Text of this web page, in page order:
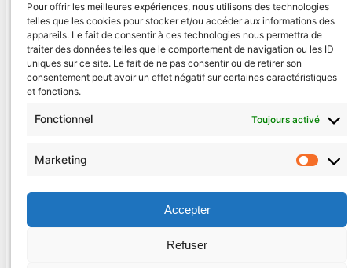
Pour offrir les meilleures expériences, nous utilisons des technologies
telles que les cookies pour stocker et/ou accéder aux informations des
appareils. Le fait de consentir à ces technologies nous permettra de
traiter des données telles que le comportement de navigation ou les ID
uniques sur ce site. Le fait de ne pas consentir ou de retirer son
consentement peut avoir un effet négatif sur certaines caractéristiques
et fonctions.
Fonctionnel Toujours activé
Marketing
Accepter
Refuser